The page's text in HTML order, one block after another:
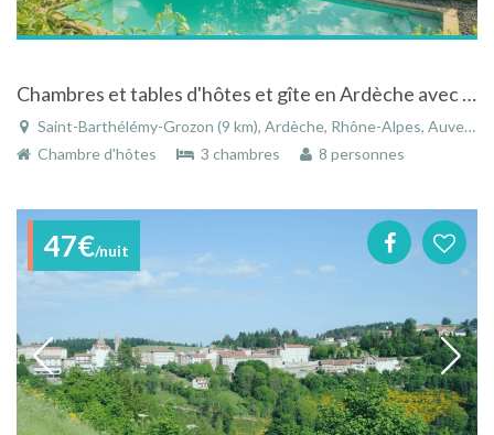
Chambres et tables d'hôtes et gîte en Ardèche avec piscine au coeur de la forêt
Saint-Barthélémy-Grozon (9 km), Ardèche, Rhône-Alpes, Auvergne-Rhône-Alpes, France
Chambre d'hôtes
3 chambres 8 personnes
47€/nuit